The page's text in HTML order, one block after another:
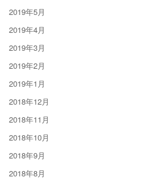
2019年5月
2019年4月
2019年3月
2019年2月
2019年1月
2018年12月
2018年11月
2018年10月
2018年9月
2018年8月